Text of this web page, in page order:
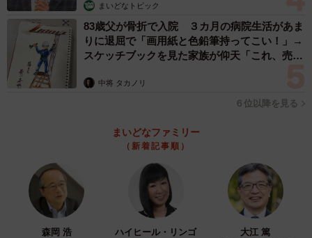
3/3
バーがかけられているタケノコ（京都市東山区）
前回同様、祇園の旅館支配人・正脇良平さん（６６）が
ツイッターでこの貼り紙を紹介すると、またまた話題とな
りました。「戒名もらった竹の子って史上初だと思う」
「さすが！京都らしい展開」「辞世の句、カッケェ」など
まいどなトピック
83歳父が骨折で入院 ３カ月の病院生活があま
りに退屈で「画用紙と色鉛筆持ってこい！」→
スケッチブックを見た家族が仰天「これ、売れ
中将 タカノリ
６位以降を見る
まいどなファミリー
（新着記事順）
森岡 浩 ハイヒール・リンゴ 大江 篤